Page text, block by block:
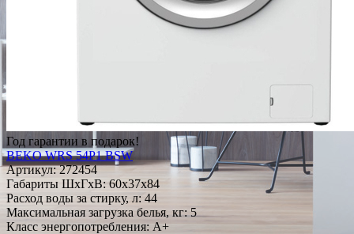
Год гарантии в подарок!
BEKO WRS 54P1 BSW
Артикул:272454
Габариты ШxГxВ: 60x37x84
Расход воды за стирку, л: 44
Максимальная загрузка белья, кг: 5
Класс энергопотребления: A+